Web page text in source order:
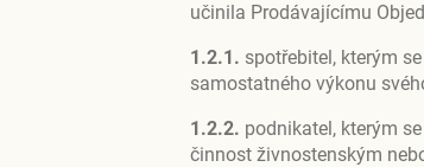
učinila Prodávajícímu
1.2.1. spotřebitel, kterým
samostatného výkonu
1.2.2. podnikatel, kterým
činnost živnostenským